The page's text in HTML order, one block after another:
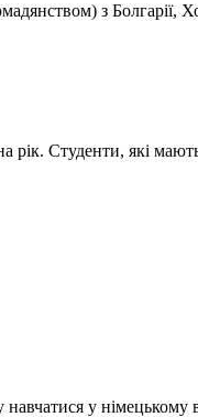
з Болгарії,
рік. Студенти, які
навчатися у німецькому